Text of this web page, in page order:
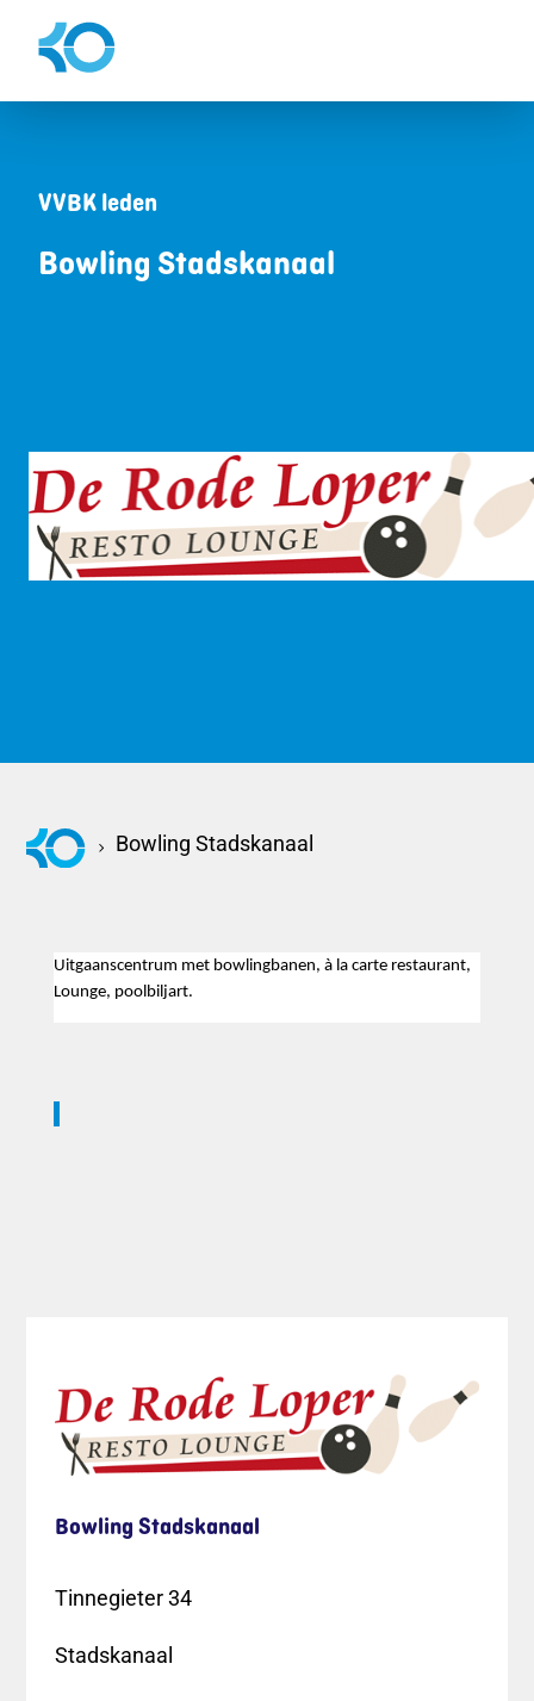
VVBK leden
Bowling Stadskanaal
Bowling Stadskanaal
Uitgaanscentrum met bowlingbanen, à la carte restaurant,
Lounge, poolbiljart.
Bowling Stadskanaal
Tinnegieter 34
Stadskanaal